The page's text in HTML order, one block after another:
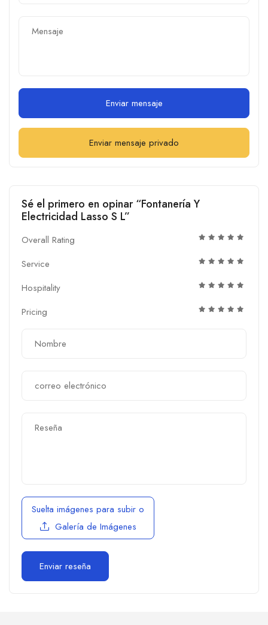
Enviar mensaje
Enviar mensaje privado
Sé el primero en opinar “Fontanería Y
Electricidad Lasso S L”
Overall Rating
Service
Hospitality
Pricing
Suelta imágenes para subir o
Galería de Imágenes